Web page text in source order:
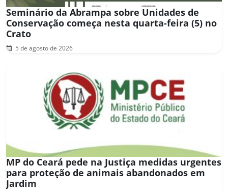
Seminário da Abrampa sobre Unidades de
Conservação começa nesta quarta-feira (5) no
Crato
5 de agosto de 2026
MP do Ceará pede na Justiça medidas urgentes
para proteção de animais abandonados em
Jardim